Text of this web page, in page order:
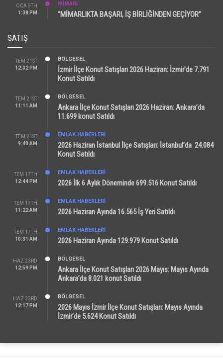
OCA 9TH
1:38 PM
MİMARİ
“MİMARLIKTA BAŞARI, İŞ BİRLİĞİNDEN GEÇİYOR”
SATIŞ
TEM 21ST
12:02 PM
BÖLGESEL
İzmir İlçe Konut Satışları 2026 Haziran: İzmir’de 7.791
Konut Satıldı
TEM 21ST
11:11 AM
BÖLGESEL
Ankara İlçe Konut Satışları 2026 Haziran: Ankara’da
11.699 konut Satıldı
TEM 21ST
9:40 AM
EMLAK HABERLERI
2026 Haziran İstanbul İlçe Satışları: İstanbul’da 24.084
Konut Satıldı
TEM 17TH
12:44 PM
EMLAK HABERLERI
2026 İlk 6 Aylık Döneminde 699.516 Konut Satıldı
TEM 17TH
11:22 AM
EMLAK HABERLERI
2026 Haziran Ayında 16.565 İş Yeri Satıldı
TEM 17TH
10:31 AM
EMLAK HABERLERI
2026 Haziran Ayında 129.979 Konut Satıldı
HAZ 23RD
12:59 PM
BÖLGESEL
Ankara İlçe Konut Satışları 2026 Mayıs: Mayıs Ayında
Ankara’da 8.021 konut Satıldı
HAZ 23RD
12:17 PM
BÖLGESEL
2026 Mayıs İzmir İlçe Konut Satışları: Mayıs Ayında
İzmir’de 5.624 Konut Satıldı